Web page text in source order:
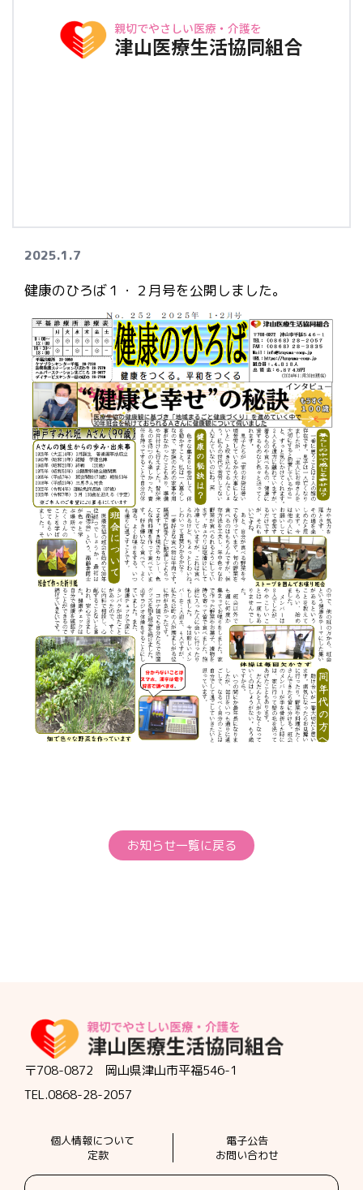
2025.1.7
健康のひろば１・２月号を公開しました。
お知らせ一覧に戻る
〒708-0872 岡山県津山市平福546-1
TEL.0868-28-2057
個人情報について
電子公告
定款
お問い合わせ